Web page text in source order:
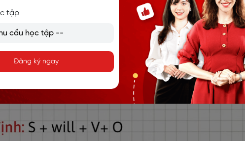
nest in the tall trees, for sure. (Những đàn chim sẽ về làm tổ tại
tập
Đăng ký ngay